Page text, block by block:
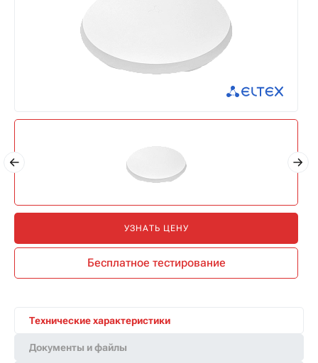
УЗНАТЬ ЦЕНУ
Бесплатное тестирование
Технические характеристики
Документы и файлы